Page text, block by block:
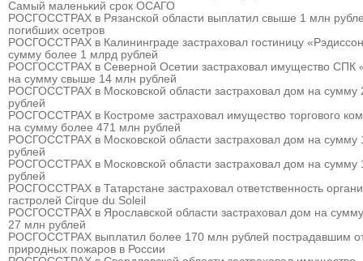
Самый маленький срок ОСАГО
РОСГОССТРАХ в Рязанской области выплатил свыше 1 млн
погибших осетров
РОСГОССТРАХ в Калининграде застраховал гостиницу
сумму более 1 млрд рублей
РОСГОССТРАХ в Северной Осетии застраховал имущество СПК
на сумму свыше 14 млн рублей
РОСГОССТРАХ в Московской области застраховал дом на сумму
рублей
РОСГОССТРАХ в Костроме застраховал имущество торгового
на сумму более 471 млн рублей
РОСГОССТРАХ в Московской области застраховал дом на сумму
рублей
РОСГОССТРАХ в Московской области застраховал дом на сумму
рублей
РОСГОССТРАХ в Татарстане застраховал ответственность
гастролей Cirque du Soleil
РОСГОССТРАХ в Ярославской области застраховал дом на
27 млн рублей
РОСГОССТРАХ выплатил более 170 млн рублей пострадавшим
природных пожаров в России